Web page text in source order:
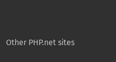
Other PHP.net sites